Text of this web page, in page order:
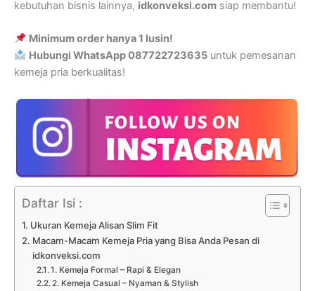
kebutuhan bisnis lainnya, idkonveksi.com siap membantu!
Minimum order hanya 1 lusin!
Hubungi WhatsApp 087722723635untuk pemesanan
kemeja pria berkualitas!
Daftar Isi :
Ukuran Kemeja Alisan Slim Fit
Macam-Macam Kemeja Pria yang Bisa Anda Pesan di
idkonveksi.com
1. Kemeja Formal – Rapi & Elegan
2. Kemeja Casual – Nyaman & Stylish